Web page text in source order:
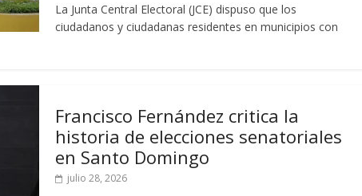
La Junta Central Electoral (JCE) dispuso que los
ciudadanos y ciudadanas residentes en municipios con
Francisco Fernández critica la
historia de elecciones senatoriales
en Santo Domingo
julio 28, 2026